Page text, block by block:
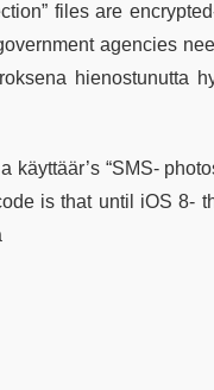
files are
agencies
hienostunutta
käyttäär’s “SMS-
is that until iOS 8-